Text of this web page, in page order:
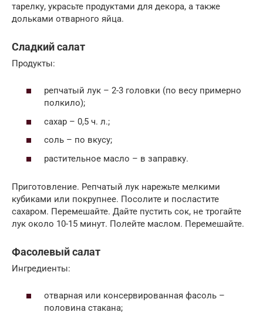
тарелку, украсьте продуктами для декора, а также
дольками отварного яйца.
Сладкий салат
Продукты:
репчатый лук – 2-3 головки (по весу примерно
полкило);
сахар – 0,5 ч. л.;
соль – по вкусу;
растительное масло – в заправку.
Приготовление. Репчатый лук нарежьте мелкими
кубиками или покрупнее. Посолите и посластите
сахаром. Перемешайте. Дайте пустить сок, не трогайте
лук около 10-15 минут. Полейте маслом. Перемешайте.
Фасолевый салат
Ингредиенты:
отварная или консервированная фасоль –
половина стакана;